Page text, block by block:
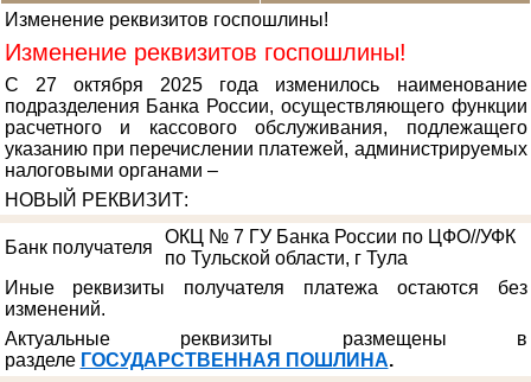
Изменение реквизитов госпошлины!
Изменение реквизитов госпошлины!
С 27 октября 2025 года изменилось наименование
подразделения Банка России, осуществляющего функции
расчетного и кассового обслуживания, подлежащего
указанию при перечислении платежей, администрируемых
налоговыми органами –
НОВЫЙ РЕКВИЗИТ:
Банк получателя
ОКЦ № 7 ГУ Банка России по ЦФО//УФК
по Тульской области, г Тула
Иные реквизиты получателя платежа остаются без
изменений.
Актуальные реквизиты размещены в
разделе ГОСУДАРСТВЕННАЯ ПОШЛИНА.